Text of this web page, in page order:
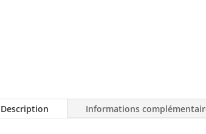
Description Informations